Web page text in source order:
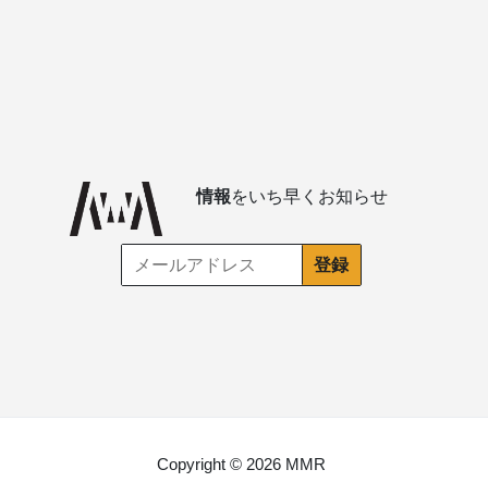
情報をいち早くお知らせ
Copyright © 2026 MMR